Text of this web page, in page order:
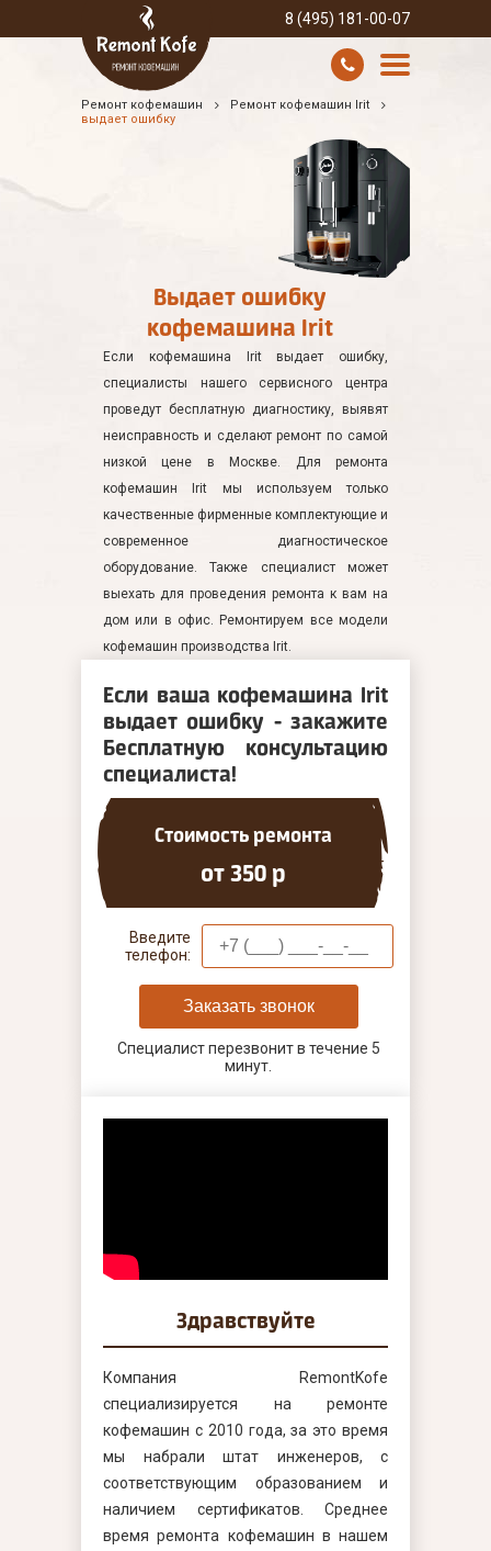
8 (495) 181-00-07
УСЛУГИ И ЦЕНЫ
Ремонт кофемашин
Ремонт кофемашин Irit
выдает ошибку
Выдает ошибку
кофемашина Irit
Если кофемашина Irit выдает ошибку,
специалисты нашего сервисного центра
проведут бесплатную диагностику, выявят
неисправность и сделают ремонт по самой
низкой цене в Москве. Для ремонта
кофемашин Irit мы используем только
качественные фирменные комплектующие и
современное диагностическое
оборудование. Также специалист может
выехать для проведения ремонта к вам на
дом или в офис. Ремонтируем все модели
кофемашин производства Irit.
Если ваша кофемашина Irit
выдает ошибку - закажите
Бесплатную консультацию
специалиста!
Стоимость ремонта
от 350 р
Введите
телефон:
Заказать звонок
Специалист перезвонит в течение 5
минут.
Здравствуйте
Компания RemontKofe
специализируется на ремонте
кофемашин с 2010 года, за это время
мы набрали штат инженеров, с
соответствующим образованием и
наличием сертификатов. Среднее
время ремонта кофемашин в нашем